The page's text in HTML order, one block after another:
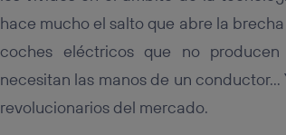
hace mucho el salto que abre la
coches eléctricos que no
necesitan las manos de un
revolucionarios del mercado.
conecte su dispositivo y
Típicamente:
Si utilizas unaconexión de
realizará en función de las